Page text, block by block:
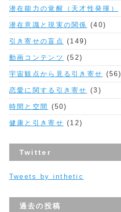
潜在能力の覚醒（天才性発揮）
潜在意識と現実の関係 (40)
引き寄せの盲点 (149)
動画コンテンツ (52)
宇宙観点から見る引き寄せ (56)
恋愛に関する引き寄せ (3)
時間と空間 (50)
健康と引き寄せ (12)
Twitter
Tweets by inthetic
過去の投稿